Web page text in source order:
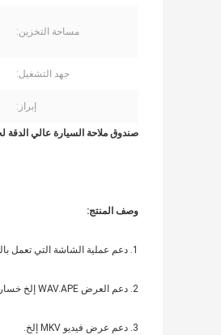
مساحة التخزين:
جهد التشغيل:
إبراز:
صندوق ملاحة السيارة عالي الدقة
وصف المنتج:
1. دعم عملية الشاشة التي تعمل باللمس ；
2. دعم العرض WAV.APE إلخ خسارة الصوت أقل ；
3. دعم عرض فيديو MKV إلخ.